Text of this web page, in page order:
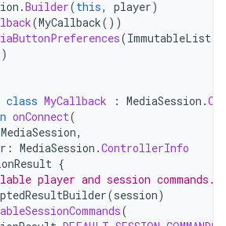
.Builder(this, player)
(MyCallback())
(ImmutableList
class MyCallback : MediaSession .
onConnect(
MediaSession,
: MediaSession .ControllerInfo
{
player and session commands.
(session)
(